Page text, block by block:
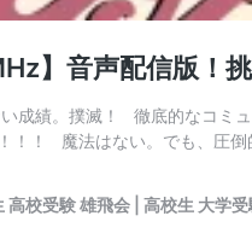
】音声配信版
成績。撲滅！ 徹底的なコミ
！！ 魔法はない。でも、圧
高校受験 雄飛会 | 高校生 大学